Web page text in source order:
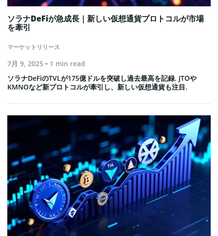
マーケットリリース
ソラナDeFiが急成長｜新しい仮想通貨プロトコルが市場
を牽引
7月 9, 2025 • 1 min read
ソラナDeFiのTVLが175億ドルを突破し過去最高を記録. JTOや
KMNOなど新プロトコルが牽引し、新しい仮想通貨も注目.